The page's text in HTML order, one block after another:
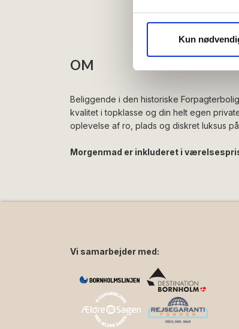
Vi bruger cookies til
vores trafik. Vi deler
Kun
OM
Beliggende i den historiske
kvalitet i topklasse og din helt egen
oplevelse af ro, plads og diskret luksus på
Morgenmad er inkluderet i
Vi samarbejder med: